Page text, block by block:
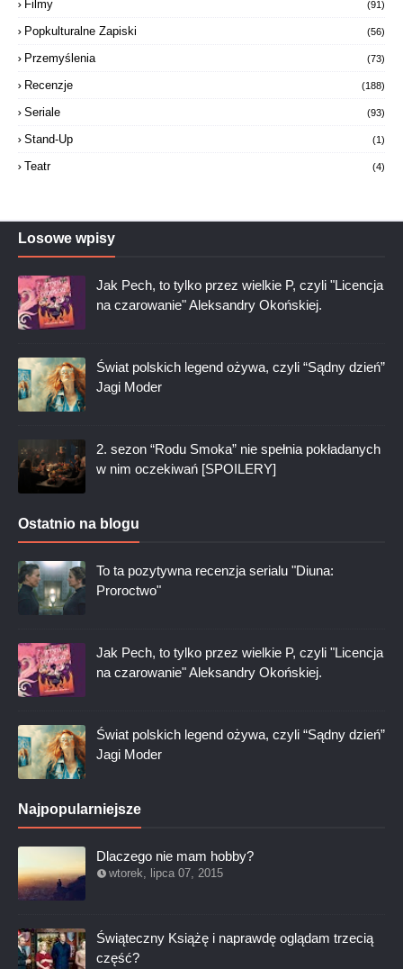
Filmy (91)
Popkulturalne Zapiski (56)
Przemyślenia (73)
Recenzje (188)
Seriale (93)
Stand-Up (1)
Teatr (4)
Losowe wpisy
Jak Pech, to tylko przez wielkie P, czyli "Licencja
na czarowanie" Aleksandry Okońskiej.
Świat polskich legend ożywa, czyli “Sądny dzień”
Jagi Moder
2. sezon “Rodu Smoka” nie spełnia pokładanych
w nim oczekiwań [SPOILERY]
Ostatnio na blogu
To ta pozytywna recenzja serialu "Diuna:
Proroctwo"
Jak Pech, to tylko przez wielkie P, czyli "Licencja
na czarowanie" Aleksandry Okońskiej.
Świat polskich legend ożywa, czyli “Sądny dzień”
Jagi Moder
Najpopularniejsze
Dlaczego nie mam hobby?
wtorek, lipca 07, 2015
Świąteczny Książę i naprawdę oglądam trzecią
część?